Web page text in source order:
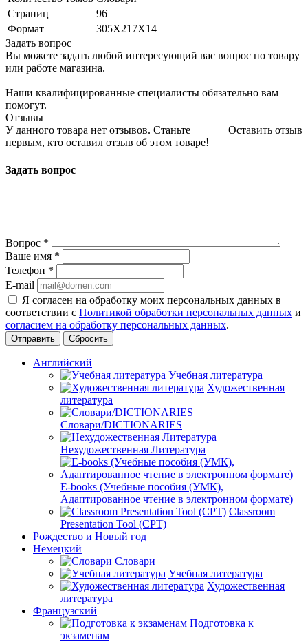
Страниц
96
Формат
305Х217Х14
Задать вопрос
Вы можете задать любой интересующий вас вопрос по товару
или работе магазина.
Наши квалифицированные специалисты обязательно вам
помогут.
Отзывы
Оставить отзыв
У данного товара нет отзывов. Станьте
первым, кто оставил отзыв об этом товаре!
Задать вопрос
Вопрос *
Ваше имя *
Телефон *
E-mail
Я согласен на обработку моих персональных данных в
соответствии с Политикой обработки персональных данных и
согласием на обработку персональных данных.
Сбросить
Английский
Учебная литература
Художественная
литература
Словари/DICTIONARIES
Нехудожественная Литература
E-books (Учебные пособия (УМК),
Адаптированное чтение в электронном формате)
Classroom
Presentation Tool (CPT)
Рождество и Новый год
Немецкий
Словари
Учебная литература
Художественная
литература
Французский
Подготовка к
экзаменам